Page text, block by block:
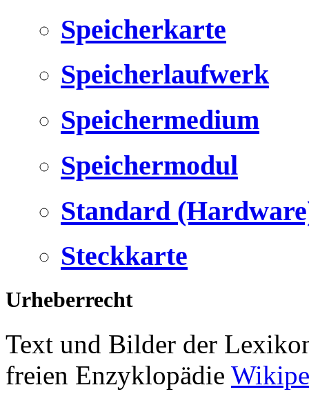
Speicherkarte
Speicherlaufwerk
Speichermedium
Speichermodul
Standard
Steckkarte
Urheberrecht
Text und Bilder der
freien Enzyklopädie